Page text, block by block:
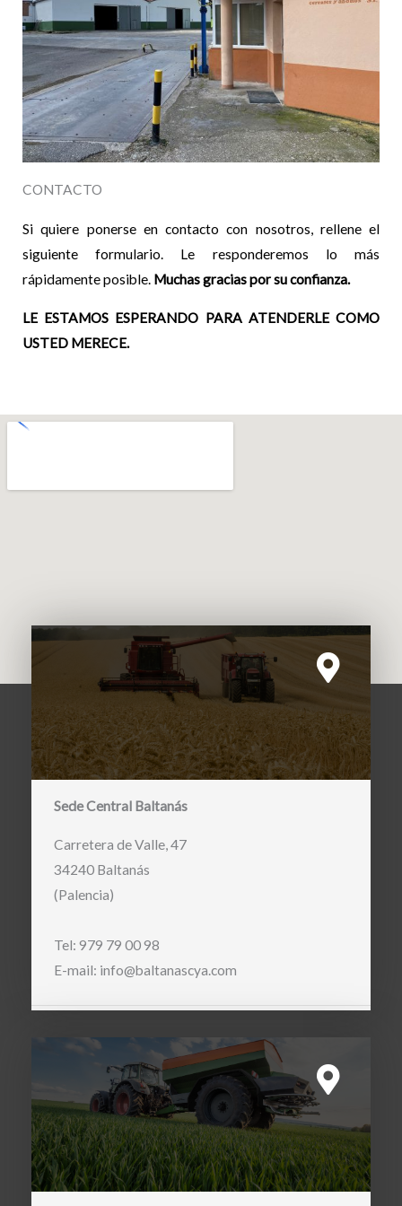
CONTACTO
Si quiere ponerse en contacto con nosotros, rellene el
siguiente formulario. Le responderemos lo más
rápidamente posible. Muchas gracias por su confianza.
LE ESTAMOS ESPERANDO PARA ATENDERLE COMO
USTED MERECE.
Sede Central Baltanás
Carretera de Valle, 47
34240 Baltanás
(Palencia)
Tel: 979 79 00 98
E-mail: info@baltanascya.com